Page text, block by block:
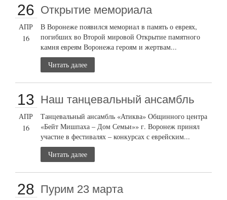
26
АПР
16
Открытие мемориала
В Воронеже появился мемориал в память о евреях,
погибших во Второй мировой Открытие памятного
камня евреям Воронежа героям и жертвам...
Читать далее
13
АПР
16
Наш танцевальный ансамбль
Танцевальный ансамбль «Атиква» Общинного центра
«Бейт Мишпаха – Дом Семьи»» г. Воронеж принял
участие в фестивалях – конкурсах с еврейским...
Читать далее
28 Пурим 23 марта